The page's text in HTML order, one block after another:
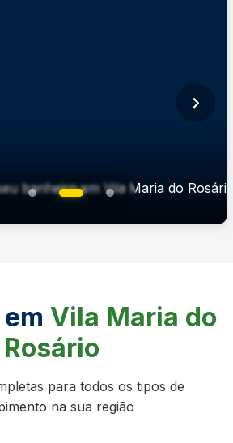
banheiro em Vila Maria do
Vila Maria do
Rosário
para todos os tipos de
na sua região